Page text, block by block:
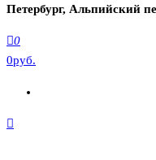
Петербург, Альпийский
0
0руб.